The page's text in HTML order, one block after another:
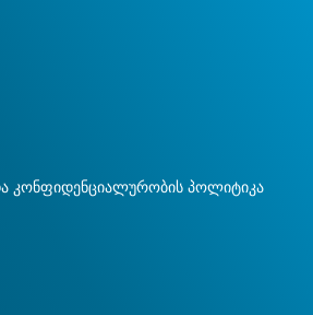
კონფიდენციალურობის პოლიტიკა